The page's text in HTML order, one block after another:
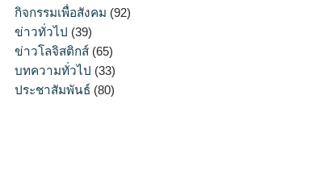
กิจกรรมเพื่อสังคม (92)
ข่าวทั่วไป (39)
ข่าวโลจิสติกส์ (65)
บทความทั่วไป (33)
ประชาสัมพันธ์ (80)